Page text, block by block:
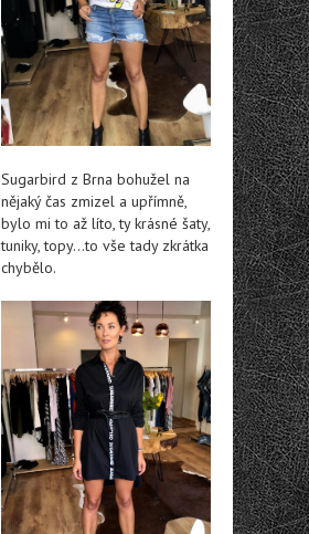
Sugarbird z Brna bohužel na
nějaký čas zmizel a upřímně,
bylo mi to až líto, ty krásné šaty,
tuniky, topy…to vše tady zkrátka
chybělo.